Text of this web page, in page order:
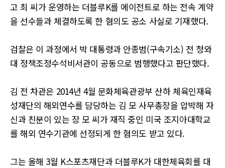
고 최 씨가 운영하는 더블루K를 에이전트로 하는 전속 계약
을 선수들과 체결하도록 한 혐의도 공소 사실로 기재했다.
검찰은 이 과정에서 박 대통령과 안종범(구속기소) 전 청와
대 정책조정수석비서관이 공동으로 범행했다고 판단했다.
김 전 차관은 2014년 4월 문화체육관광부 산하 체육인재육
성재단의 해외연수를 담당하는 김 모 사무총장을 압박해 자
신과 친분이 있는 장 모 씨가 재직 중인 미국 조지아대학교
를 해외 연수기관에 선정되게 한 혐의도 받고 있다.
그는 올해 3월 K스포츠재단과 더블루K가 대한체육회를 대